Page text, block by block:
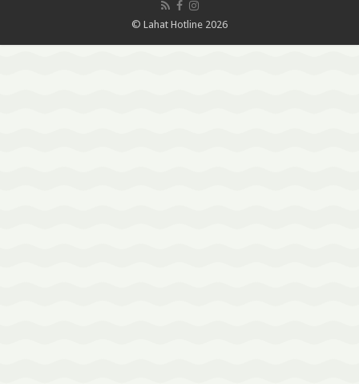
© Lahat Hotline 2026